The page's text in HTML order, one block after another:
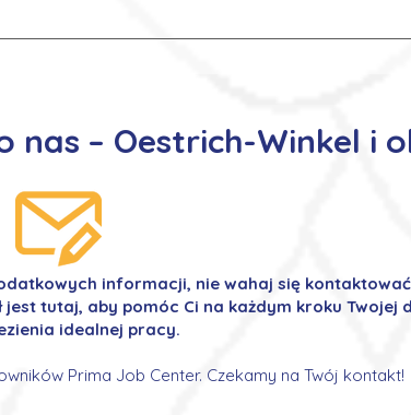
Wystarczy poinformować nas o tym
nas – Oestrich-Winkel i
informacji, nie wahaj się
jest tutaj, aby pomóc Ci na każdym kroku Twojej
idealnej pracy.
Prima Job Center. Czekamy na Twój kontakt!